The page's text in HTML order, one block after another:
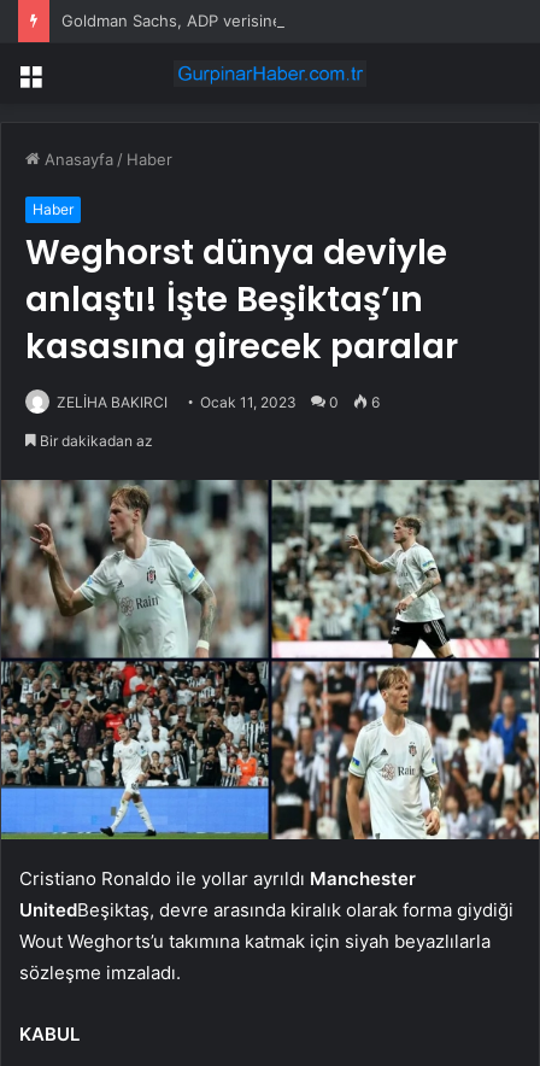
Menü
Anasayfa / Haber
Haber
Weghorst dünya deviyle
anlaştı! İşte Beşiktaş’ın
kasasına girecek paralar
ZELİHA BAKIRCI Ocak 11, 2023 0 6
Bir dakikadan az
Cristiano Ronaldo ile yollar ayrıldı Manchester
UnitedBeşiktaş, devre arasında kiralık olarak forma giydiği
Wout Weghorts’u takımına katmak için siyah beyazlılarla
sözleşme imzaladı.
KABUL